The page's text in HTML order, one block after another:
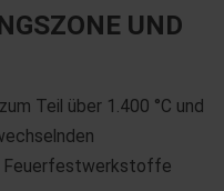
UND
Teil über 1.400 °C und
Feuerfestwerkstoffe